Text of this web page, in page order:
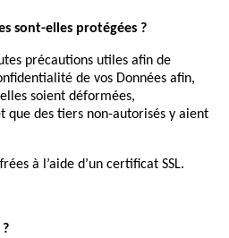
sont-elles protégées ?
précautions utiles afin de
de vos Données afin,
soient déformées,
que des tiers non-autorisés y aient
à l’aide d’un certificat SSL.